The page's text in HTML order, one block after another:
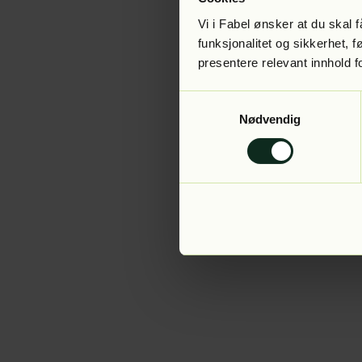
Vi i Fabel ønsker at du skal
funksjonalitet og sikkerhet,
presentere relevant innhold
Nødvendig
Application